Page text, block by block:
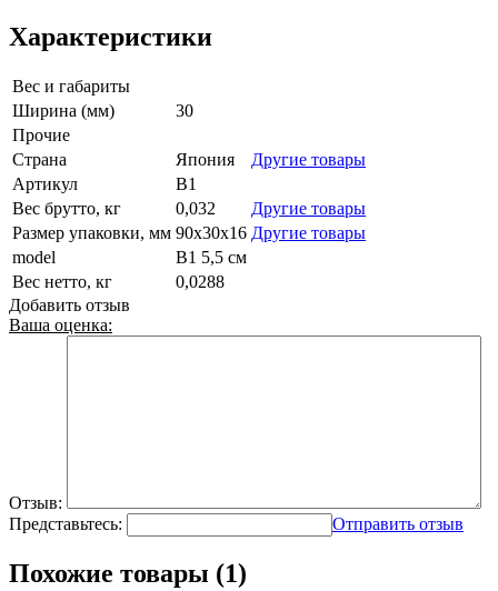
Характеристики
Вес и габариты
Ширина (мм)
30
Прочие
Страна
Япония
Другие товары
Артикул
B1
Вес брутто, кг
0,032
Другие товары
Размер упаковки, мм 90x30x16 Другие товары
model
B1 5,5 см
Вес нетто, кг
0,0288
Добавить отзыв
Ваша оценка:
Отзыв:
Представьтесь:
Отправить отзыв
Похожие товары (1)